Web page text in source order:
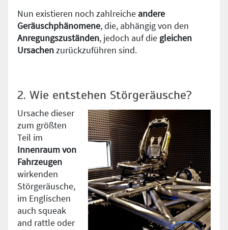
Nun existieren noch zahlreiche andere
Geräuschphänomene, die, abhängig von den
Anregungszuständen, jedoch auf die gleichen
Ursachenzurückzuführen sind.
2. Wie entstehen Störgeräusche?
Ursache dieser
zum größten
Teil im
Innenraum von
Fahrzeugen
wirkenden
Störgeräusche,
im Englischen
auch squeak
and rattle oder